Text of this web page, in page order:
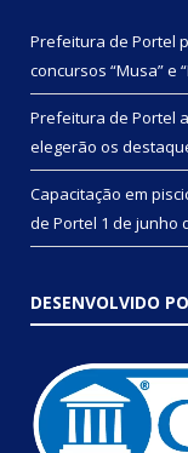
Prefeitura de Portel
concursos “Musa” e
Prefeitura de Portel
elegerão os
Capacitação em
de Portel 1 de junho
DESENVOLVIDO